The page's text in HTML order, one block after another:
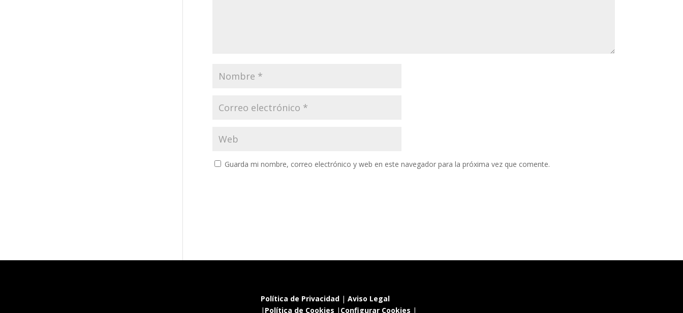
Guarda mi nombre, correo electrónico y web en este navegador para la próxima vez que comente.
Política de Privacidad| Aviso Legal
| Política de Cookies | Configurar Cookies |